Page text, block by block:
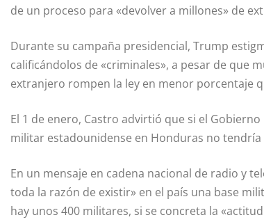
de un proceso para «devolver a millones» de
Durante su campaña presidencial, Trump
calificándolos de «criminales», a pesar de que
extranjero rompen la ley en menor porcentaje
El 1 de enero, Castro advirtió que si el
militar estadounidense en Honduras no
En un mensaje en cadena nacional de radio y
toda la razón de existir» en el país una base
hay unos 400 militares, si se concreta la